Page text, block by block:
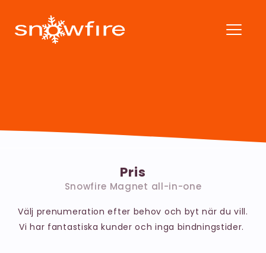
Pris
Snowfire Magnet all-in-one
Välj prenumeration efter behov och byt när du vill.
Vi har fantastiska kunder och inga bindningstider.